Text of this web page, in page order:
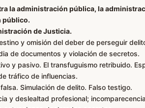
la administración pública, la
público.
de Justicia.
y omisión del deber de perseguir
de documentos y violación de secretos.
y pasivo. El transfuguismo retribuido.
tráfico de influencias.
Simulación de delito. Falso testigo.
y deslealtad profesional;